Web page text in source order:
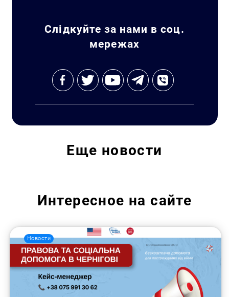
Слідкуйте за нами в соц.
мережах
Еще новости
Интересное на сайте
Новости